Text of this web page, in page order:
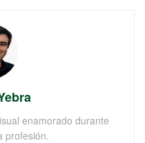
enamorado durante
profesión.